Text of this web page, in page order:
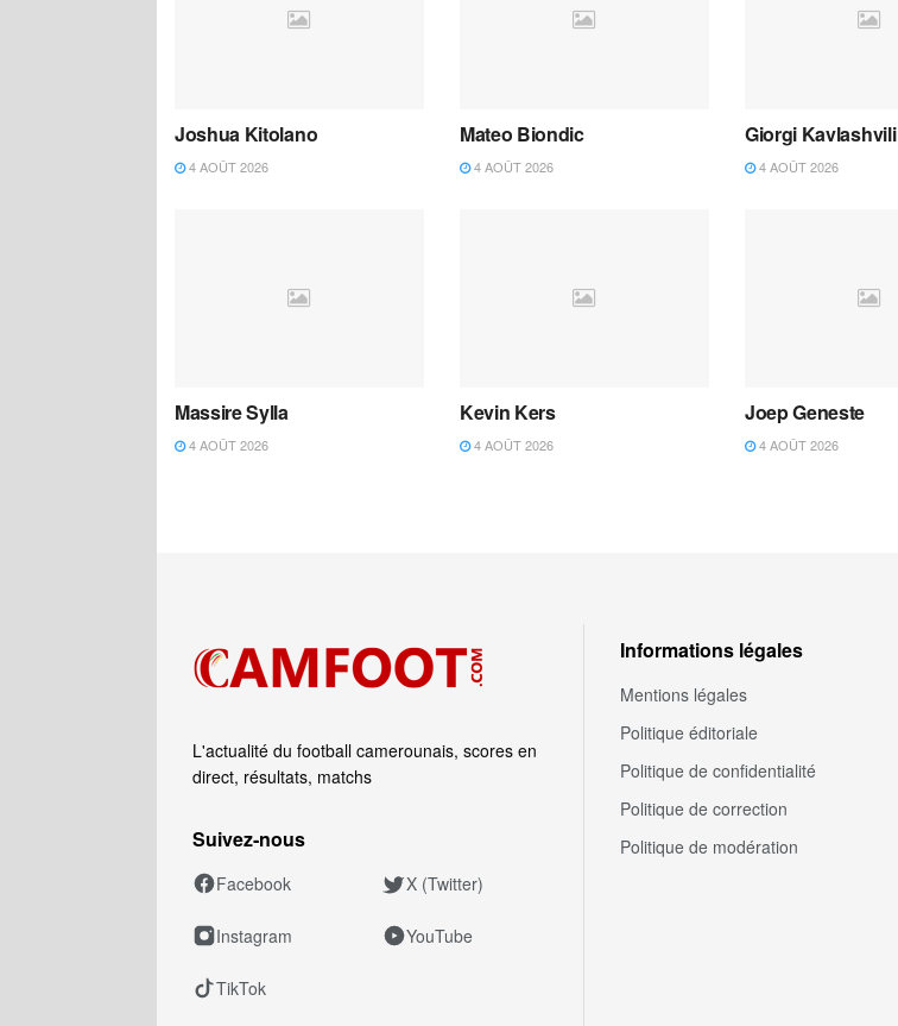
Joshua Kitolano
4 AOÛT 2026
Mateo Biondic
4 AOÛT 2026
Giorgi Kavlashvili
4 AOÛT 2026
Massire Sylla
4 AOÛT 2026
Kevin Kers
4 AOÛT 2026
Joep Geneste
4 AOÛT 2026
L'actualité du football camerounais, scores en
direct, résultats, matchs
Suivez‑nous
Facebook X (Twitter)
Instagram YouTube
TikTok
Informations légales
Mentions légales
Politique éditoriale
Politique de confidentialité
Politique de correction
Politique de modération